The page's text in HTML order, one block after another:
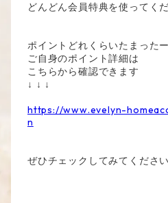
どんどん会員特典を使ってく
ポイントどれくらいたまった
ご自身のポイント詳細は
こちらから確認できます
↓ ↓ ↓
https://www.evelyn-
n
ぜひチェックしてみてくださ